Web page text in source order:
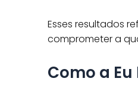
Esses resultados
comprometer a
Como a